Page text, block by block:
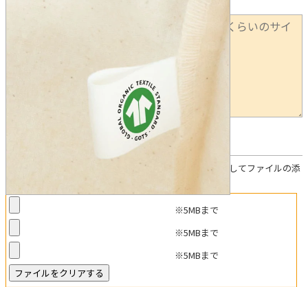
デザインデータについて
お見積り参考データがある方は「ファイルを選択」を押してファイルの添
※5MBまで
※5MBまで
※5MBまで